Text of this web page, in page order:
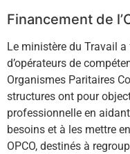
Financement de
Le ministère du Travail
d’opérateurs de
Organismes Paritaires
structures ont pour
professionnelle en
besoins et à les mettre
OPCO, destinés à